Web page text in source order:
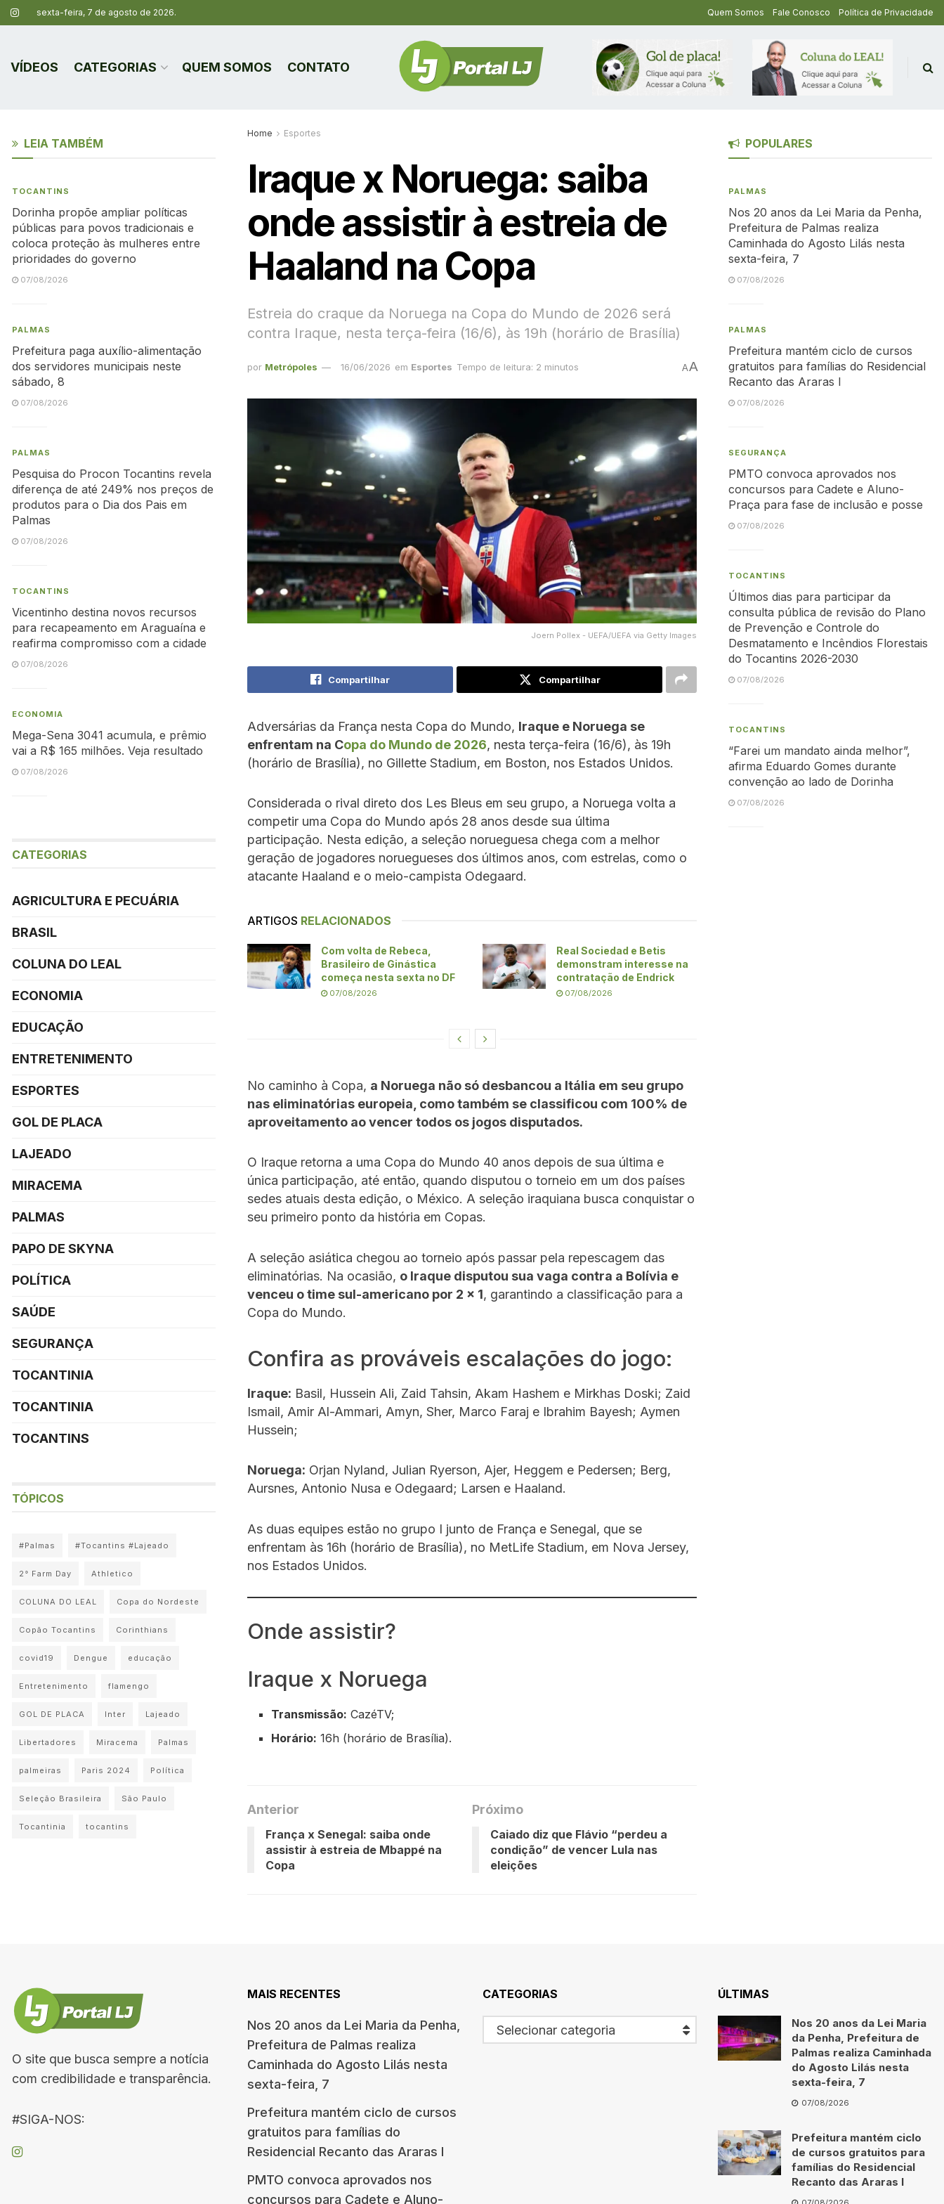
sexta-feira, 7 de agosto de 2026. Quem Somos Fale Conosco Política de Privacidade
VÍDEOS CATEGORIAS QUEM SOMOS CONTATO
Home Esportes
Iraque x Noruega: saiba
onde assistir à estreia de
Haaland na Copa
Estreia do craque da Noruega na Copa do Mundo de 2026 será
contra Iraque, nesta terça-feira (16/6), às 19h (horário de Brasília)
por Metrópoles 16/06/2026 em Esportes Tempo de leitura: 2 minutos AA
Joern Pollex - UEFA/UEFA via Getty Images
Compartilhar Compartilhar
Adversárias da França nesta Copa do Mundo, Iraque e Noruega se
enfrentam na Copa do Mundo de 2026, nesta terça-feira (16/6), às 19h
(horário de Brasília), no Gillette Stadium, em Boston, nos Estados Unidos.
Considerada o rival direto dos Les Bleus em seu grupo, a Noruega volta a
competir uma Copa do Mundo após 28 anos desde sua última
participação. Nesta edição, a seleção norueguesa chega com a melhor
geração de jogadores noruegueses dos últimos anos, com estrelas, como o
atacante Haaland e o meio-campista Odegaard.
ARTIGOS RELACIONADOS
Com volta de Rebeca,
Brasileiro de Ginástica
começa nesta sexta no DF
07/08/2026
Real Sociedad e Betis
demonstram interesse na
contratação de Endrick
07/08/2026
No caminho à Copa, a Noruega não só desbancou a Itália em seu grupo
nas eliminatórias europeia, como também se classificou com 100% de
aproveitamento ao vencer todos os jogos disputados.
O Iraque retorna a uma Copa do Mundo 40 anos depois de sua última e
única participação, até então, quando disputou o torneio em um dos países
sedes atuais desta edição, o México. A seleção iraquiana busca conquistar o
seu primeiro ponto da história em Copas.
A seleção asiática chegou ao torneio após passar pela repescagem das
eliminatórias. Na ocasião, o Iraque disputou sua vaga contra a Bolívia e
venceu o time sul-americano por 2 x 1, garantindo a classificação para a
Copa do Mundo.
Confira as prováveis escalações do jogo:
Iraque: Basil, Hussein Ali, Zaid Tahsin, Akam Hashem e Mirkhas Doski; Zaid
Ismail, Amir Al-Ammari, Amyn, Sher, Marco Faraj e Ibrahim Bayesh; Aymen
Hussein;
Noruega: Orjan Nyland, Julian Ryerson, Ajer, Heggem e Pedersen; Berg,
Aursnes, Antonio Nusa e Odegaard; Larsen e Haaland.
As duas equipes estão no grupo I junto de França e Senegal, que se
enfrentam às 16h (horário de Brasília), no MetLife Stadium, em Nova Jersey,
nos Estados Unidos.
Onde assistir?
Iraque x Noruega
Transmissão: CazéTV;
Horário: 16h (horário de Brasília).
Anterior
França x Senegal: saiba onde
assistir à estreia de Mbappé na
Copa
Próximo
Caiado diz que Flávio “perdeu a
condição” de vencer Lula nas
eleições
LEIA TAMBÉM
TOCANTINS
Dorinha propõe ampliar políticas
públicas para povos tradicionais e
coloca proteção às mulheres entre
prioridades do governo
07/08/2026
PALMAS
Prefeitura paga auxílio-alimentação
dos servidores municipais neste
sábado, 8
07/08/2026
PALMAS
Pesquisa do Procon Tocantins revela
diferença de até 249% nos preços de
produtos para o Dia dos Pais em
Palmas
07/08/2026
TOCANTINS
Vicentinho destina novos recursos
para recapeamento em Araguaína e
reafirma compromisso com a cidade
07/08/2026
ECONOMIA
Mega-Sena 3041 acumula, e prêmio
vai a R$ 165 milhões. Veja resultado
07/08/2026
CATEGORIAS
AGRICULTURA E PECUÁRIA
BRASIL
COLUNA DO LEAL
ECONOMIA
EDUCAÇÃO
ENTRETENIMENTO
ESPORTES
GOL DE PLACA
LAJEADO
MIRACEMA
PALMAS
PAPO DE SKYNA
POLÍTICA
SAÚDE
SEGURANÇA
TOCANTINIA
TOCANTINIA
TOCANTINS
TÓPICOS
#Palmas #Tocantins #Lajeado
2° Farm Day Athletico
COLUNA DO LEAL Copa do Nordeste
Copão Tocantins Corinthians
covid19 Dengue educação
Entretenimento flamengo
GOL DE PLACA Inter Lajeado
Libertadores Miracema Palmas
palmeiras Paris 2024 Política
Seleção Brasileira São Paulo
Tocantinia tocantins
POPULARES
PALMAS
Nos 20 anos da Lei Maria da Penha,
Prefeitura de Palmas realiza
Caminhada do Agosto Lilás nesta
sexta-feira, 7
07/08/2026
PALMAS
Prefeitura mantém ciclo de cursos
gratuitos para famílias do Residencial
Recanto das Araras I
07/08/2026
SEGURANÇA
PMTO convoca aprovados nos
concursos para Cadete e Aluno-
Praça para fase de inclusão e posse
07/08/2026
TOCANTINS
Últimos dias para participar da
consulta pública de revisão do Plano
de Prevenção e Controle do
Desmatamento e Incêndios Florestais
do Tocantins 2026-2030
07/08/2026
TOCANTINS
“Farei um mandato ainda melhor”,
afirma Eduardo Gomes durante
convenção ao lado de Dorinha
07/08/2026
O site que busca sempre a notícia
com credibilidade e transparência.
#SIGA-NOS:
MAIS RECENTES
Nos 20 anos da Lei Maria da Penha,
Prefeitura de Palmas realiza
Caminhada do Agosto Lilás nesta
sexta-feira, 7
Prefeitura mantém ciclo de cursos
gratuitos para famílias do
Residencial Recanto das Araras I
PMTO convoca aprovados nos
concursos para Cadete e Aluno-
CATEGORIAS
Selecionar categoria
ÚLTIMAS
Nos 20 anos da Lei Maria
da Penha, Prefeitura de
Palmas realiza Caminhada
do Agosto Lilás nesta
sexta-feira, 7
07/08/2026
Prefeitura mantém ciclo
de cursos gratuitos para
famílias do Residencial
Recanto das Araras I